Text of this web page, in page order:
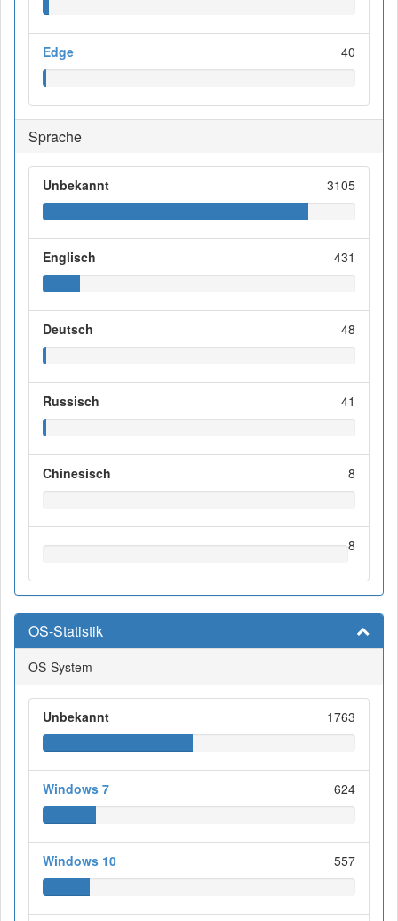
Edge 40
Sprache
Unbekannt 3105
Englisch 431
Deutsch 48
Russisch 41
Chinesisch 8
8
OS-Statistik
OS-System
Unbekannt 1763
Windows 7 624
Windows 10 557